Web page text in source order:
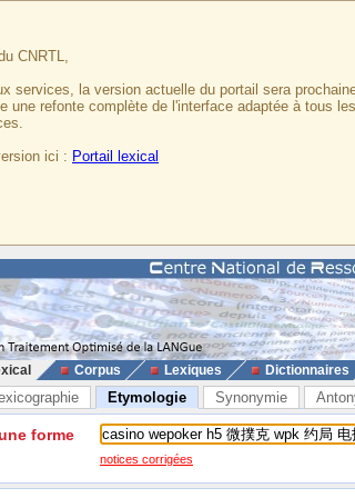
CNRTL,
services, la version actuelle du portail sera
une refonte complète de l'interface adaptée à tous
ici : Portail lexical
Corpus Lexiques Dictionnaires
Etymologie Synonymie
forme
notices corrigées